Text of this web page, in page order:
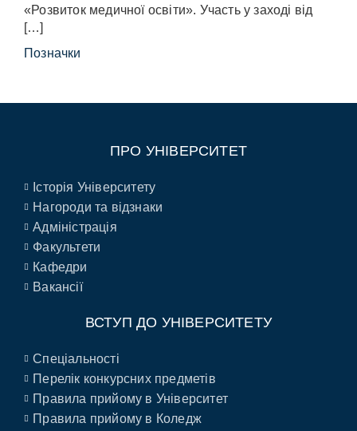
«Розвиток медичної освіти». Участь у заході від
[…]
Позначки
ПРО УНІВЕРСИТЕТ
Історія Університету
Нагороди та відзнаки
Адміністрація
Факультети
Кафедри
Вакансії
ВСТУП ДО УНІВЕРСИТЕТУ
Спеціальності
Перелік конкурсних предметів
Правила прийому в Університет
Правила прийому в Коледж